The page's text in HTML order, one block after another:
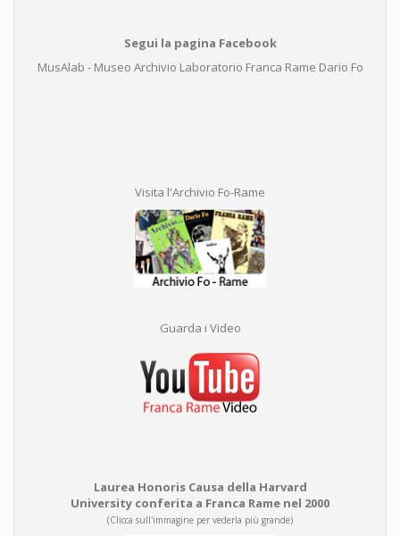
Segui la pagina Facebook
MusAlab - Museo Archivio Laboratorio Franca Rame Dario Fo
Visita l'Archivio Fo-Rame
Guarda i Video
Laurea Honoris Causa della Harvard
University conferita a Franca Rame nel 2000
(Clicca sull'immagine per vederla più grande)